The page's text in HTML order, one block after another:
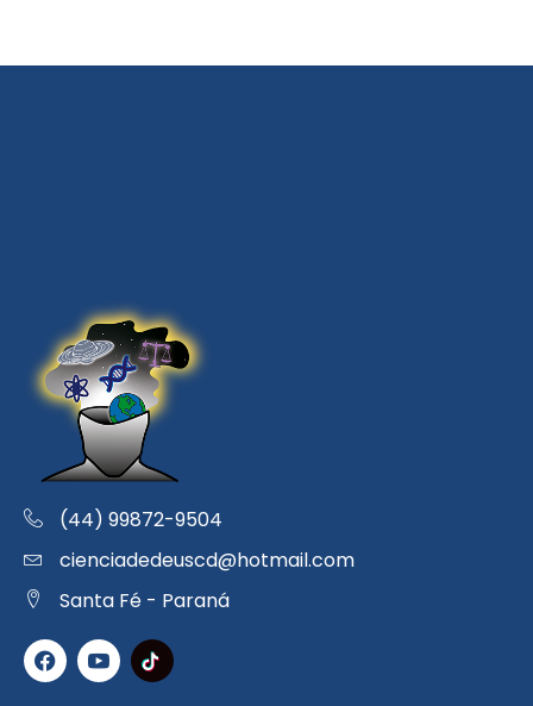
(44) 99872-9504
cienciadedeuscd@hotmail.com
Santa Fé - Paraná